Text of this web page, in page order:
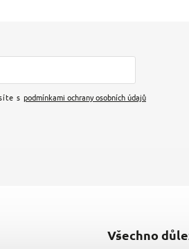
Všechno
s podmínkami ochrany osobních údajů